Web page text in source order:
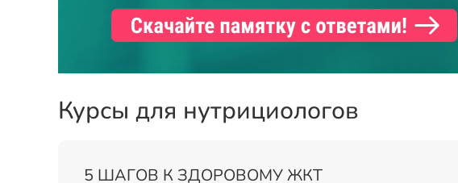
Курсы для нутрициологов
5 ШАГОВ К ЗДОРОВОМУ ЖКТ